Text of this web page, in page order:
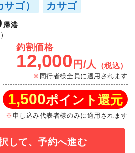
ゴ）
カサゴ
帰港
釣割価格
12,000 円/人 （税込）
同行者様全員に適用されます
1,500ポイント還元
申し込み代表者様のみに適用されます
して、予約へ進む